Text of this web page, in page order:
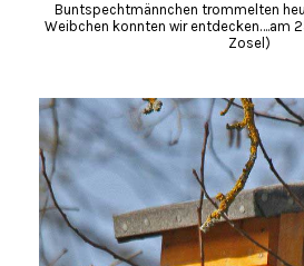
Buntspechtmännchen trommelten
Weibchen konnten wir entdecken….am
Zosel)